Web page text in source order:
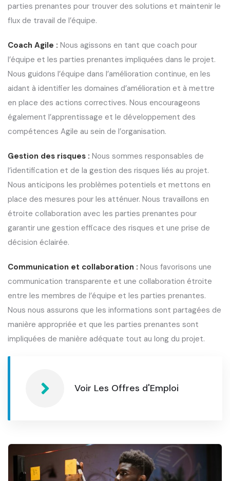
parties prenantes pour trouver des solutions et maintenir le
flux de travail de l’équipe.
Coach Agile : Nous agissons en tant que coach pour
l’équipe et les parties prenantes impliquées dans le projet.
Nous guidons l’équipe dans l’amélioration continue, en les
aidant à identifier les domaines d’amélioration et à mettre
en place des actions correctives. Nous encourageons
également l’apprentissage et le développement des
compétences Agile au sein de l’organisation.
Gestion des risques : Nous sommes responsables de
l’identification et de la gestion des risques liés au projet.
Nous anticipons les problèmes potentiels et mettons en
place des mesures pour les atténuer. Nous travaillons en
étroite collaboration avec les parties prenantes pour
garantir une gestion efficace des risques et une prise de
décision éclairée.
Communication et collaboration : Nous favorisons une
communication transparente et une collaboration étroite
entre les membres de l’équipe et les parties prenantes.
Nous nous assurons que les informations sont partagées de
manière appropriée et que les parties prenantes sont
impliquées de manière adéquate tout au long du projet.
Voir Les Offres d'Emploi